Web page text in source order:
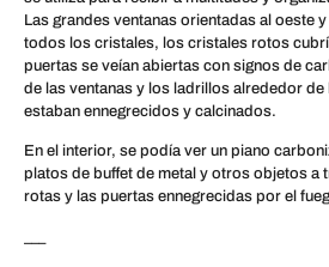
Las grandes ventanas orientadas al oeste
todos los cristales, los cristales rotos
puertas se veían abiertas con signos de
de las ventanas y los ladrillos alrededor de
estaban ennegrecidos y calcinados.
En el interior, se podía ver un piano
platos de buffet de metal y otros objetos a
rotas y las puertas ennegrecidas por el